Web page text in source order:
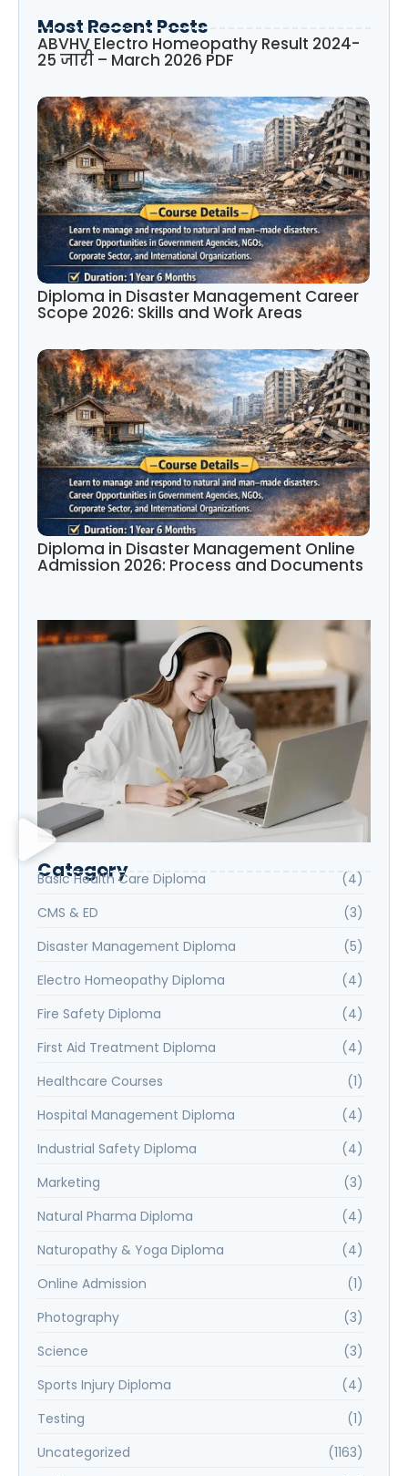
Most Recent Posts
ABVHV Electro Homeopathy Result 2024-
25 जारी – March 2026 PDF
Diploma in Disaster Management Career
Scope 2026: Skills and Work Areas
Diploma in Disaster Management Online
Admission 2026: Process and Documents
Category
Basic Health Care Diploma
(4)
CMS & ED
(3)
Disaster Management Diploma
(5)
Electro Homeopathy Diploma
(4)
Fire Safety Diploma
(4)
First Aid Treatment Diploma
(4)
Healthcare Courses
(1)
Hospital Management Diploma
(4)
Industrial Safety Diploma
(4)
Marketing
(3)
Natural Pharma Diploma
(4)
Naturopathy & Yoga Diploma
(4)
Online Admission
(1)
Photography
(3)
Science
(3)
Sports Injury Diploma
(4)
Testing
(1)
Uncategorized
(1163)